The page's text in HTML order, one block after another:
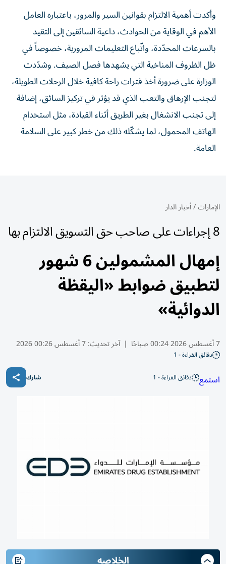
وأكدت أهمية الالتزام بقوانين السير والمرور، باعتباره العامل
الأهم في الوقاية من الحوادث، داعية السائقين إلى التقيد
بالسرعات المحدّدة، واتّباع التعليمات المرورية، خصوصاً في
ظل الظروف المناخية التي يشهدها فصل الصيف. وشدّدت
الوزارة على ضرورة أخذ فترات راحة كافية خلال الرحلات الطويلة،
لتجنب الإرهاق والتعب الذي قد يؤثر في تركيز السائق، إضافة
إلى تجنب الانشغال بغير الطريق أثناء القيادة، مثل استخدام
الهاتف المحمول، لما يشكّله ذلك من خطر كبير على السلامة
العامة.
الإمارات/أخبار الدار
8 إجراءات على صاحب حق التسويق الالتزام بها
إمهال المشمولين 6 شهور
لتطبيق ضوابط «اليقظة
الدوائية»
7 أغسطس 2026 00:24 صباحًا | آخر تحديث:7 أغسطس 00:26 2026
دقائق القراءة - 1
استمع دقائق القراءة - 1 شارك